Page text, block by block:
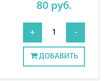
80 руб.
+ 1 -
ДОБАВИТЬ